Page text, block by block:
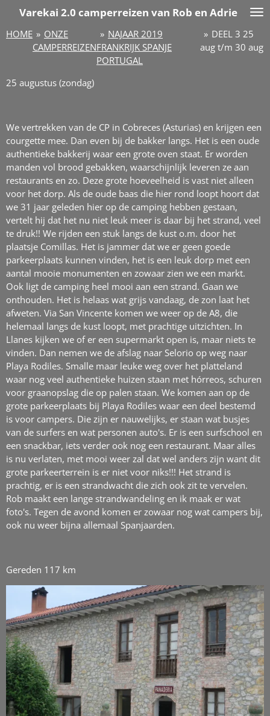
naar
Varekai 2.0 camperreizen van Rob en Adrie
HOME » ONZE
CAMPERREIZEN
» NAJAAR 2019
FRANKRIJK SPANJE
PORTUGAL
» DEEL 3 25
aug t/m 30 aug
25 augustus (zondag)
We vertrekken van de CP in Cobreces (Asturias) en krijgen een
courgette mee. Dan even bij de bakker langs. Het is een oude
authentieke bakkerij waar een grote oven staat. Er worden
manden vol brood gebakken, waarschijnlijk leveren ze aan
restaurants en zo. Deze grote hoeveelheid is vast niet alleen
voor het dorp. Als de oude baas die hier rond loopt hoort dat
we 31 jaar geleden hier op de camping hebben gestaan,
vertelt hij dat het nu niet leuk meer is daar bij het strand, veel
te druk!! We rijden een stuk langs de kust o.m. door het
plaatsje Comillas. Het is jammer dat we er geen goede
parkeerplaats kunnen vinden, het is een leuk dorp met een
aantal mooie monumenten en zowaar zien we een markt.
Ook ligt de camping heel mooi aan een strand. Gaan we
onthouden. Het is helaas wat grijs vandaag, de zon laat het
afweten. Via San Vincente komen we weer op de A8, die
helemaal langs de kust loopt, met prachtige uitzichten. In
Llanes kijken we of er een supermarkt open is, maar niets te
vinden. Dan nemen we de afslag naar Selorio op weg naar
Playa Rodiles. Smalle maar leuke weg over het platteland
waar nog veel authentieke huizen staan met hórreos, schuren
voor graanopslag die op palen staan. We komen aan op de
grote parkeerplaats bij Playa Rodiles waar een deel bestemd
is voor campers. Die zijn er nauwelijks, er staan wat busjes
van de surfers en wat personen auto's. Er is een surfschool en
een snackbar, iets verder ook nog een restaurant. Maar alles
is nu verlaten, met mooi weer zal dat wel anders zijn want dit
grote parkeerterrein is er niet voor niks!!! Het strand is
prachtig, er is een strandwacht die zich ook zit te vervelen.
Rob maakt een lange strandwandeling en ik maak er wat
foto's. Tegen de avond komen er zowaar nog wat campers bij,
ook nu weer bijna allemaal Spanjaarden.
Gereden 117 km